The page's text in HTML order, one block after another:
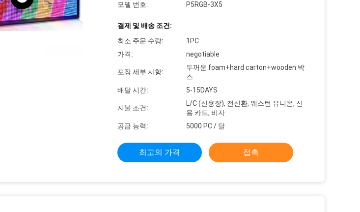
모델 번호:
P5RGB-3X5
결제 및 배송 조건:
최소 주문 수량:
1PC
가격:
negotiable
포장 세부 사항:
두꺼운 foam+hard carton+wooden 박
스
배달 시간:
5-15DAYS
지불 조건:
L/C (신용장), 전신환, 웨스턴 유니온, 신
용 카드, 비자
공급 능력:
5000 PC / 달
최고의 가격 접촉